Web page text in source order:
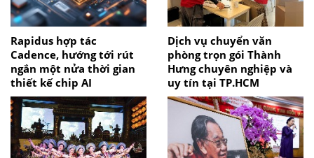
Rapidus hợp tác
Cadence, hướng tới rút
ngắn một nửa thời gian
thiết kế chip AI
Dịch vụ chuyển văn
phòng trọn gói Thành
Hưng chuyên nghiệp và
uy tín tại TP.HCM